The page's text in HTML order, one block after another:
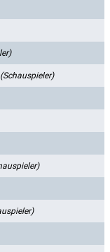
(Schauspieler)